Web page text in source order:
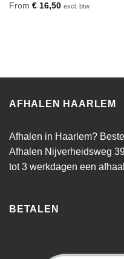
From €16,50 excl. btw
AFHALEN HAARLEM
Afhalen in Haarlem?
Afhalen Nijverheidsweg
tot 3 werkdagen een
BETALEN